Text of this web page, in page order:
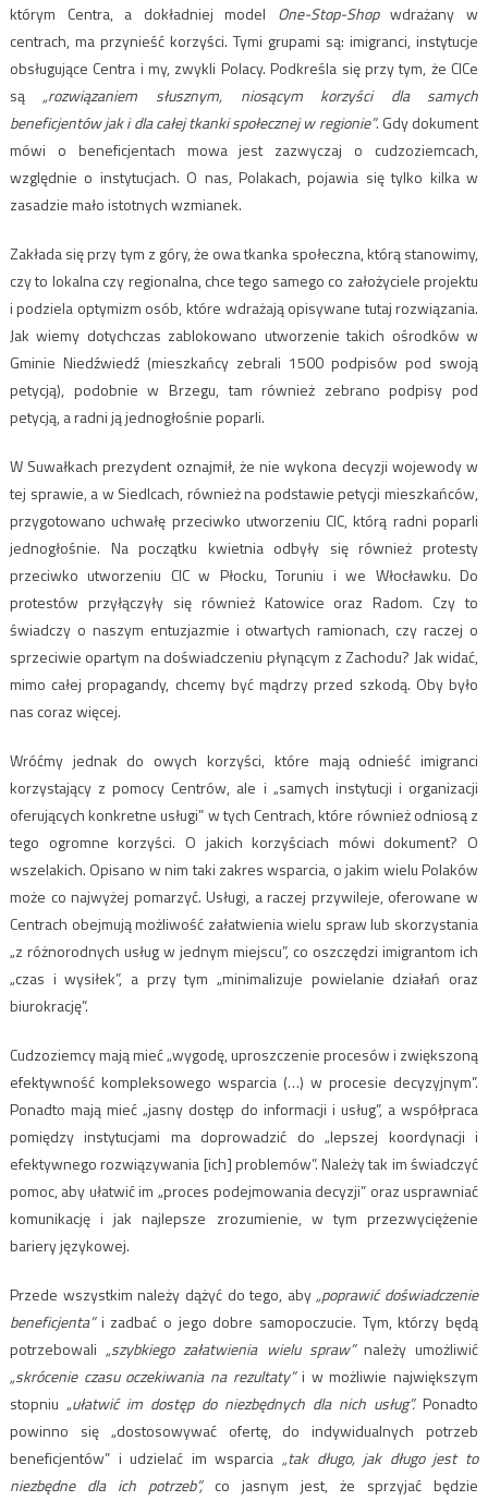
którym Centra, a dokładniej model One-Stop-Shopwdrażany w
centrach, ma przynieść korzyści. Tymi grupami są: imigranci, instytucje
obsługujące Centra i my, zwykli Polacy. Podkreśla się przy tym, że CICe
są „rozwiązaniem słusznym, niosącym korzyści dla samych
beneficjentów jak i dla całej tkanki społecznej w regionie”. Gdy dokument
mówi o beneficjentach mowa jest zazwyczaj o cudzoziemcach,
względnie o instytucjach. O nas, Polakach, pojawia się tylko kilka w
zasadzie mało istotnych wzmianek.
Zakłada się przy tym z góry, że owa tkanka społeczna, którą stanowimy,
czy to lokalna czy regionalna, chce tego samego co założyciele projektu
i podziela optymizm osób, które wdrażają opisywane tutaj rozwiązania.
Jak wiemy dotychczas zablokowano utworzenie takich ośrodków w
Gminie Niedźwiedź (mieszkańcy zebrali 1500 podpisów pod swoją
petycją), podobnie w Brzegu, tam również zebrano podpisy pod
petycją, a radni ją jednogłośnie poparli.
W Suwałkach prezydent oznajmił, że nie wykona decyzji wojewody w
tej sprawie, a w Siedlcach, również na podstawie petycji mieszkańców,
przygotowano uchwałę przeciwko utworzeniu CIC, którą radni poparli
jednogłośnie. Na początku kwietnia odbyły się również protesty
przeciwko utworzeniu CIC w Płocku, Toruniu i we Włocławku. Do
protestów przyłączyły się również Katowice oraz Radom. Czy to
świadczy o naszym entuzjazmie i otwartych ramionach, czy raczej o
sprzeciwie opartym na doświadczeniu płynącym z Zachodu? Jak widać,
mimo całej propagandy, chcemy być mądrzy przed szkodą. Oby było
nas coraz więcej.
Wróćmy jednak do owych korzyści, które mają odnieść imigranci
korzystający z pomocy Centrów, ale i „samych instytucji i organizacji
oferujących konkretne usługi” w tych Centrach, które również odniosą z
tego ogromne korzyści. O jakich korzyściach mówi dokument? O
wszelakich. Opisano w nim taki zakres wsparcia, o jakim wielu Polaków
może co najwyżej pomarzyć. Usługi, a raczej przywileje, oferowane w
Centrach obejmują możliwość załatwienia wielu spraw lub skorzystania
„z różnorodnych usług w jednym miejscu”, co oszczędzi imigrantom ich
„czas i wysiłek”, a przy tym „minimalizuje powielanie działań oraz
biurokrację”.
Cudzoziemcy mają mieć „wygodę, uproszczenie procesów i zwiększoną
efektywność kompleksowego wsparcia (…) w procesie decyzyjnym”.
Ponadto mają mieć „jasny dostęp do informacji i usług”, a współpraca
pomiędzy instytucjami ma doprowadzić do „lepszej koordynacji i
efektywnego rozwiązywania [ich] problemów”. Należy tak im świadczyć
pomoc, aby ułatwić im „proces podejmowania decyzji” oraz usprawniać
komunikację i jak najlepsze zrozumienie, w tym przezwyciężenie
bariery językowej.
Przede wszystkim należy dążyć do tego, aby „poprawić doświadczenie
beneficjenta”i zadbać o jego dobre samopoczucie. Tym, którzy będą
potrzebowali „szybkiego załatwienia wielu spraw”należy umożliwić
„skrócenie czasu oczekiwania na rezultaty”i w możliwie największym
stopniu „ułatwić im dostęp do niezbędnych dla nich usług”.Ponadto
powinno się „dostosowywać ofertę, do indywidualnych potrzeb
beneficjentów” i udzielać im wsparcia „tak długo, jak długo jest to
niezbędne dla ich potrzeb”,co jasnym jest, że sprzyjać będzie